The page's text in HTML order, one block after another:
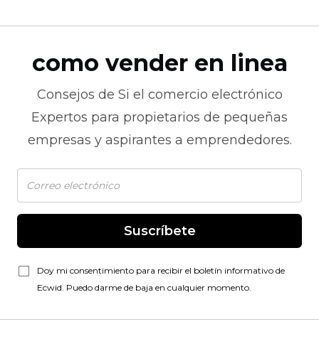
como vender en linea
Consejos de Si el comercio electrónico
Expertos para propietarios de pequeñas
empresas y aspirantes a emprendedores.
Suscríbete
Doy mi consentimiento para recibir el boletín informativo de
Ecwid. Puedo darme de baja en cualquier momento.